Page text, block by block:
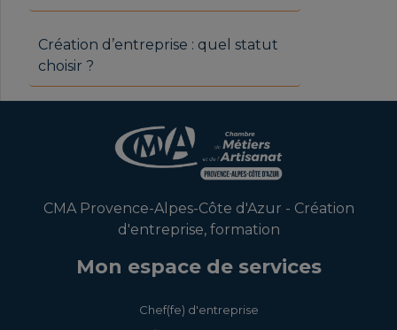
Création d’entreprise : quel statut
choisir ?
CMA Provence-Alpes-Côte d'Azur - Création
d'entreprise, formation
Mon espace de services
Chef(fe) d'entreprise